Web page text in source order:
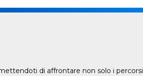
di affrontare non solo i percorsi